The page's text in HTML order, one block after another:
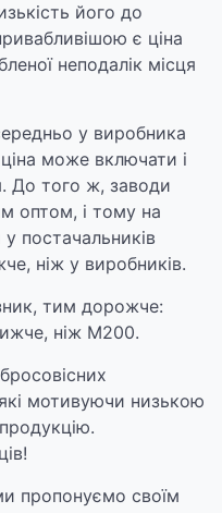
його до
є ціна
неподалік місця
у виробника
може включати і
До того ж, заводи
оптом, і тому на
у постачальників
ніж у виробників.
тим дорожче:
ніж М200.
мотивуючи низькою
пропонуємо своїм